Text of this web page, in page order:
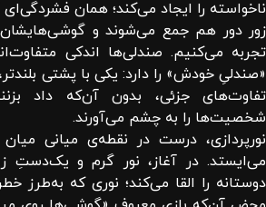
ناخواسته را ایجاد می‌کند؛ همان
زور دور هم جمع می‌شوند و گوشی‌هایشان
تجربه می‌کنیم. صندلی‌ها اندکی
«صندلیِ خودش» را دارد: یکی با پشتی
تفاوت‌های جزئی، بدون آن‌که داد
شخصیت‌ها را به چشم می‌آورند.
نورپردازی، درست در نقطه‌ی میانی
می‌ایستد. در آغاز، نور گرم و یک‌دستِ
دوستانه را القا می‌کند؛ نوری که به‌طرز